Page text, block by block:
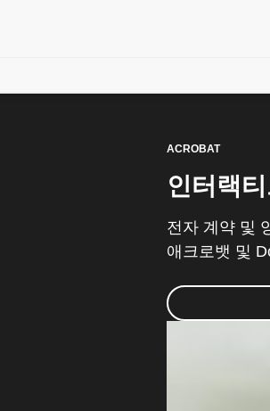
ACROBAT
인터랙
전자 계약 및
애크로뱃 및